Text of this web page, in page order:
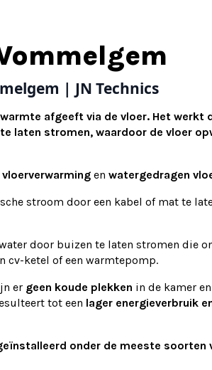
| JN Technics
afgeeft via de vloer. Het werkt
laten stromen, waardoor de vloer
en watergedragen
stroom door een kabel of mat te
door buizen te laten stromen die
cv-ketel of een warmtepomp.
er geen koude plekken in de kamer
tot een lager energieverbruik
onder de meeste soorten